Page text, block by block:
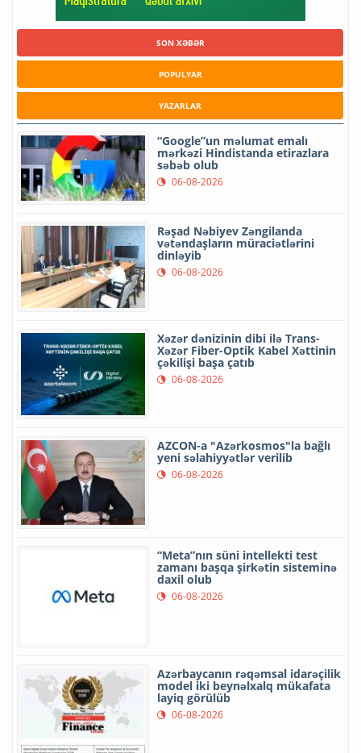
SON XƏBƏR
POPULYAR
YAZARLAR
“Google”un məlumat emalı
mərkəzi Hindistanda etirazlara
səbəb olub
06-08-2026
Rəşad Nəbiyev Zəngilanda
vətəndaşların müraciətlərini
dinləyib
06-08-2026
Xəzər dənizinin dibi ilə Trans-
Xəzər Fiber-Optik Kabel Xəttinin
çəkilişi başa çatıb
06-08-2026
AZCON-a "Azərkosmos"la bağlı
yeni səlahiyyətlər verilib
06-08-2026
“Meta”nın süni intellekti test
zamanı başqa şirkətin sisteminə
daxil olub
06-08-2026
Azərbaycanın rəqəmsal idarəçilik
model iki beynəlxalq mükafata
layiq görülüb
06-08-2026